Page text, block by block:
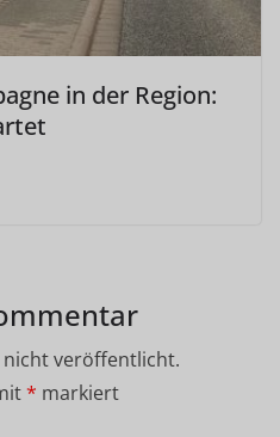
in der Region:
nicht veröffentlicht.
* markiert